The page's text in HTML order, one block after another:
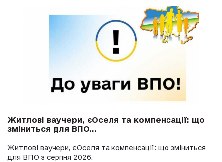
Житлові ваучери, єОселя та компенсації: що
зміниться для ВПО...
Житлові ваучери, єОселя та компенсації: що зміниться
для ВПО з серпня 2026.